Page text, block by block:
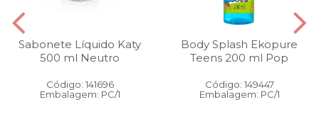
Sabonete Líquido Katy
500 ml Neutro
Código: 141696
Embalagem: PC/1
Body Splash Ekopure
Teens 200 ml Pop
Código: 149447
Embalagem: PC/1